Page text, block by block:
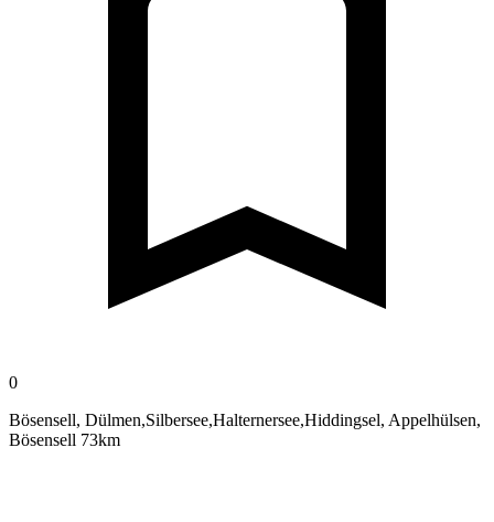
0
Bösensell, Dülmen,Silbersee,Halternersee,Hiddingsel, Appelhülsen,
Bösensell 73km